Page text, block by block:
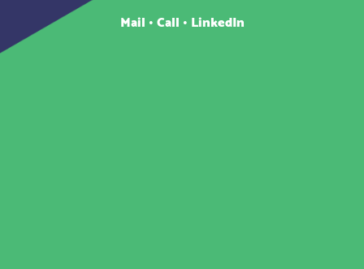
Mail •Call • LinkedIn